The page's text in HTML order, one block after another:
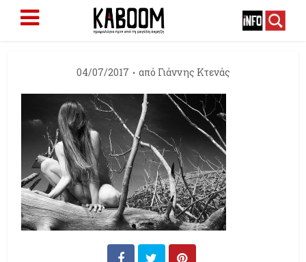
04/07/2017 από Γιάννης Κτενάς